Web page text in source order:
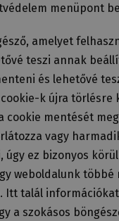
menüpont
amelyet
teszi annak
és lehetővé
k újra törlésre
cookie mentését
vagy
úgy ez bizonyos
weboldalunk többé
Itt talál
a szokásos